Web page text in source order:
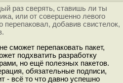
раз сверять, ставишь ли ты
или от совершенно левого
перепаковал, добавив свистелок,
сможет перепаковать пакет,
подхватить разработку
но ещё полезных пакетов.
обязательные подписи,
- всё то что давно успешно